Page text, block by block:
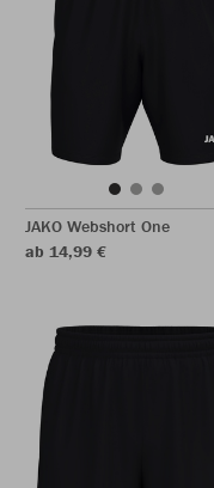
JAKO Webshort One
ab 14,99 €